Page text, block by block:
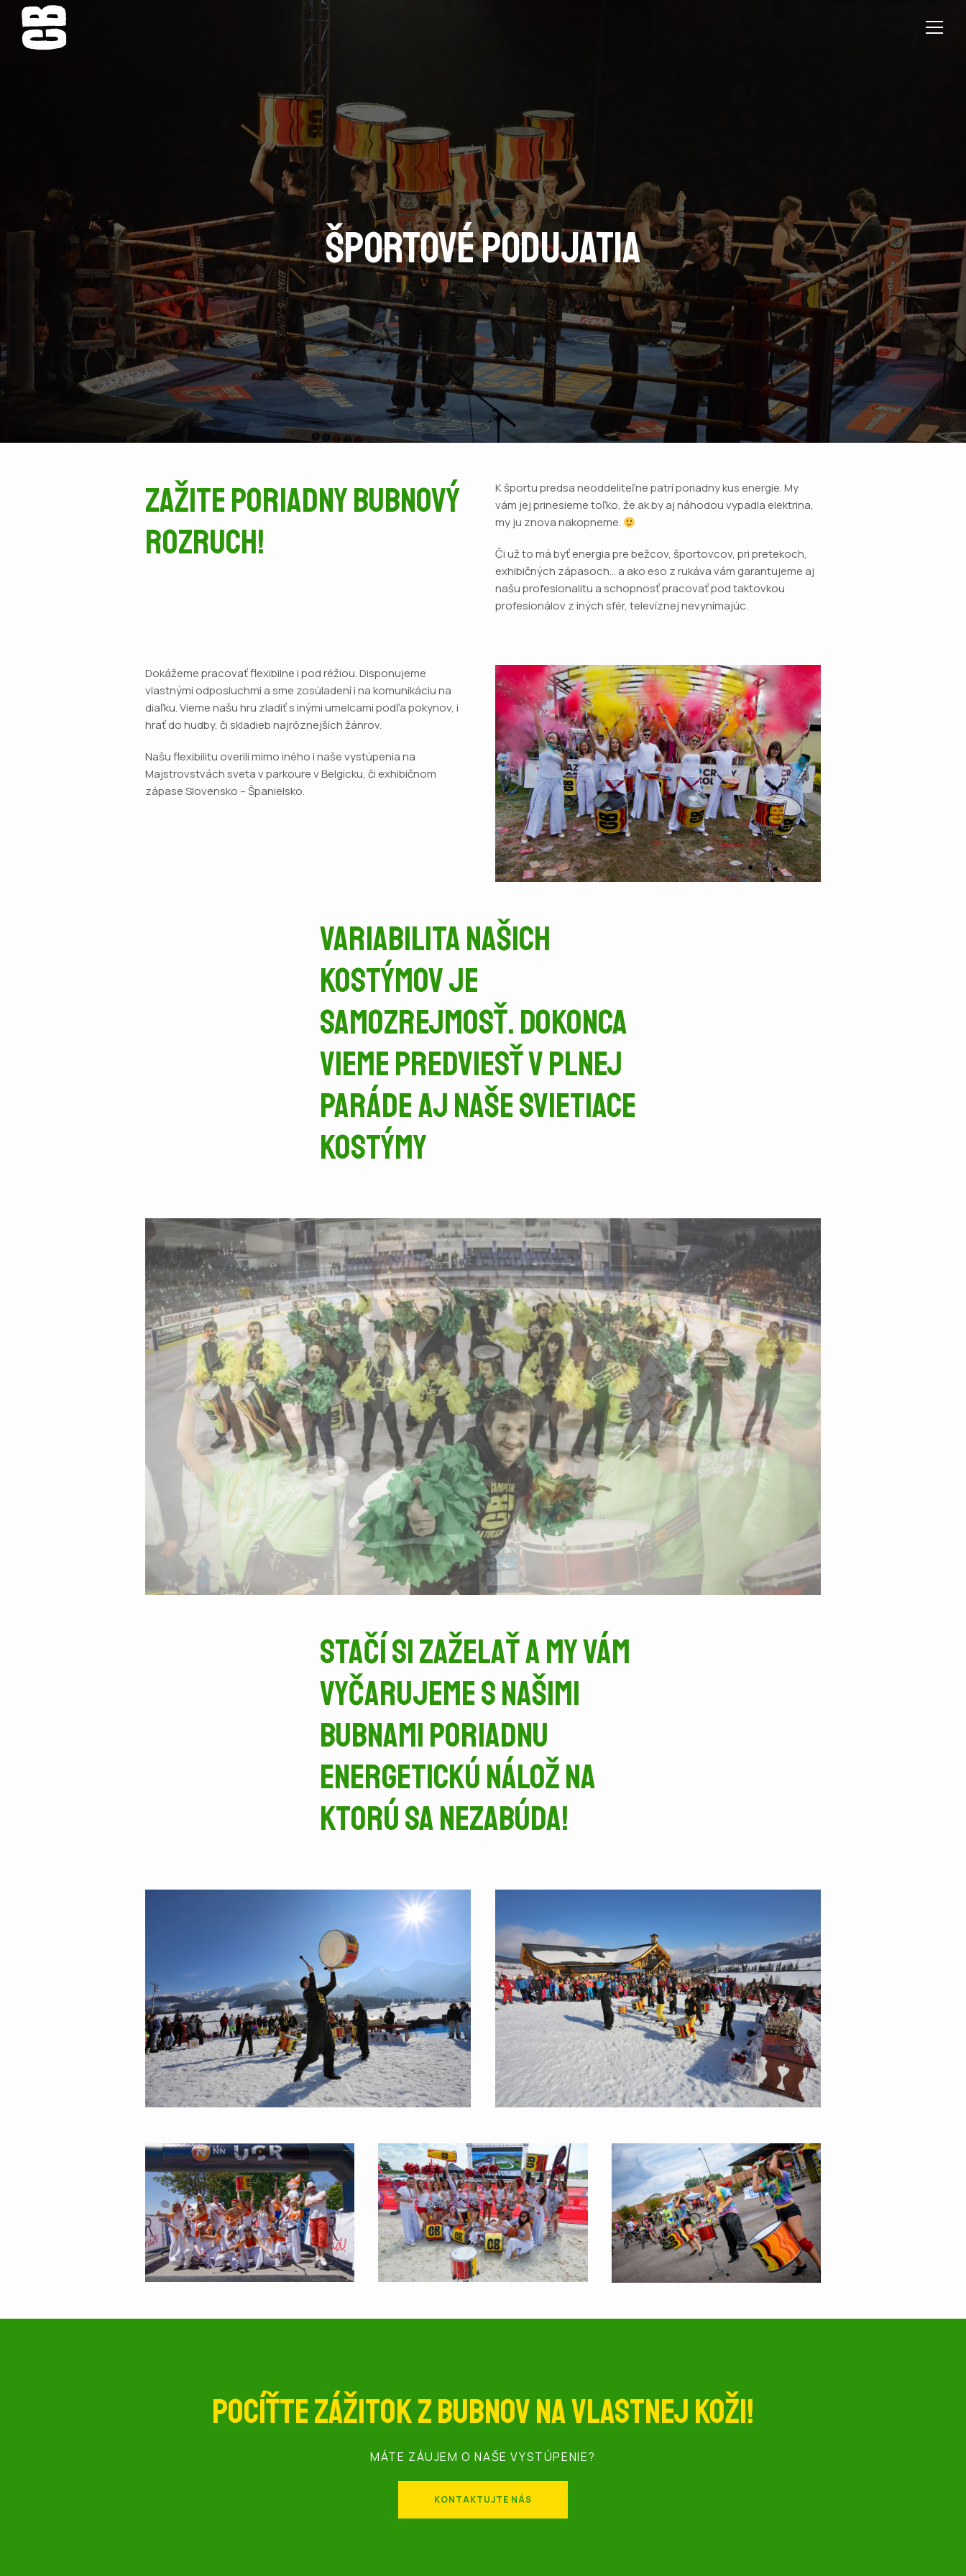
Športové podujatia
Zažite poriadny bubnový
rozruch!
K športu predsa neoddeliteľne patrí poriadny kus energie. My
vám jej prinesieme toľko, že ak by aj náhodou vypadla elektrina,
my ju znova nakopneme.
Či už to má byť energia pre bežcov, športovcov, pri pretekoch,
exhibičných zápasoch… a ako eso z rukáva vám garantujeme aj
našu profesionalitu a schopnosť pracovať pod taktovkou
profesionálov z iných sfér, televíznej nevynímajúc.
Dokážeme pracovať flexibilne i pod réžiou. Disponujeme
vlastnými odposluchmi a sme zosúladení i na komunikáciu na
diaľku. Vieme našu hru zladiť s inými umelcami podľa pokynov, i
hrať do hudby, či skladieb najrôznejších žánrov.
Našu flexibilitu overili mimo iného i naše vystúpenia na
Majstrovstvách sveta v parkoure v Belgicku, či exhibičnom
zápase Slovensko – Španielsko.
Variabilita našich
kostýmov je
samozrejmosť. Dokonca
vieme predviesť v plnej
paráde aj naše svietiace
kostýmy
Stačí si zaželať a my vám
vyčarujeme s našimi
bubnami poriadnu
energetickú nálož na
ktorú sa nezabúda!
Pocíťte zážitok z bubnov na vlastnej koži!
MÁTE ZÁUJEM O NAŠE VYSTÚPENIE?
KONTAKTUJTE NÁS